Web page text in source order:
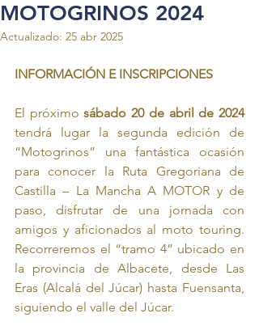
MOTOGRINOS 2024
Actualizado: 25 abr 2025
INFORMACIÓN E INSCRIPCIONES
El próximo sábado 20 de abril de 2024
tendrá lugar la segunda edición de
“Motogrinos” una fantástica ocasión
para conocer la Ruta Gregoriana de
Castilla – La Mancha A MOTOR y de
paso, disfrutar de una jornada con
amigos y aficionados al moto touring.
Recorreremos el “tramo 4” ubicado en
la provincia de Albacete, desde Las
Eras (Alcalá del Júcar) hasta Fuensanta,
siguiendo el valle del Júcar.